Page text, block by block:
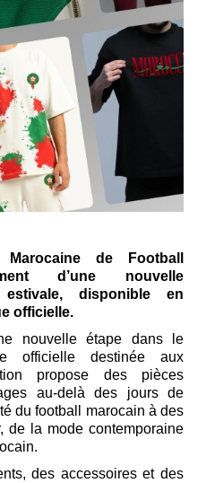
de Football
d’une nouvelle
disponible en
officielle.
nouvelle étape dans le
officielle destinée aux
propose des pièces
au-delà des jours de
du football marocain à des
de la mode contemporaine
des accessoires et des